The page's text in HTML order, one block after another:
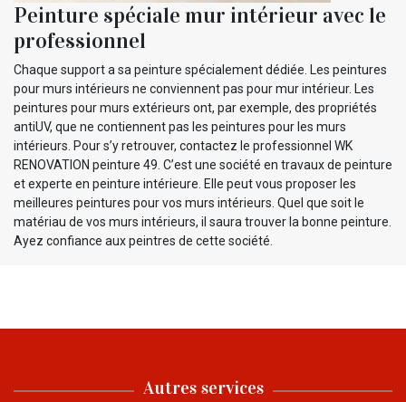
Peinture spéciale mur intérieur avec le
professionnel
Chaque support a sa peinture spécialement dédiée. Les peintures
pour murs intérieurs ne conviennent pas pour mur intérieur. Les
peintures pour murs extérieurs ont, par exemple, des propriétés
antiUV, que ne contiennent pas les peintures pour les murs
intérieurs. Pour s’y retrouver, contactez le professionnel WK
RENOVATION peinture 49. C’est une société en travaux de peinture
et experte en peinture intérieure. Elle peut vous proposer les
meilleures peintures pour vos murs intérieurs. Quel que soit le
matériau de vos murs intérieurs, il saura trouver la bonne peinture.
Ayez confiance aux peintres de cette société.
Autres services